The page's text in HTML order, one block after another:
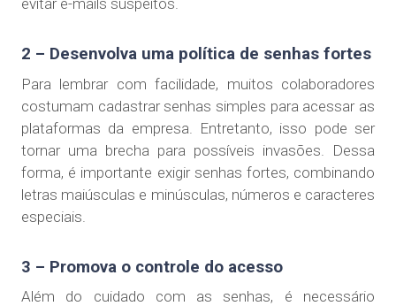
evitar e-mails suspeitos.
2 – Desenvolva uma política de senhas fortes
Para lembrar com facilidade, muitos colaboradores
costumam cadastrar senhas simples para acessar as
plataformas da empresa. Entretanto, isso pode ser
tornar uma brecha para possíveis invasões. Dessa
forma, é importante exigir senhas fortes, combinando
letras maiúsculas e minúsculas, números e caracteres
especiais.
3 – Promova o controle do acesso
Além do cuidado com as senhas, é necessário